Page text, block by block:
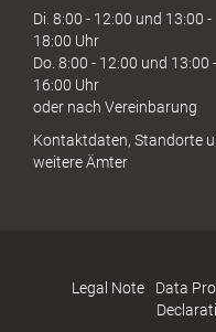
Di. 8:00 - 12:00 und 13:00 -
18:00 Uhr
Do. 8:00 - 12:00 und 13:00 -
16:00 Uhr
oder nach Vereinbarung
Kontaktdaten, Standorte
weitere Ämter
Legal Note Data